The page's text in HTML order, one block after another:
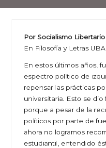
Por Socialismo Libertario
En Filosofía y Letras UBA
En estos últimos años,
espectro político de
repensar las prácticas
universitaria. Esto se
porque a pesar de la
políticos por parte de
ahora no logramos
estudiantil, entendido